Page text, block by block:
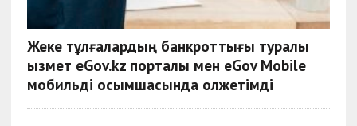
Жеке тұлғалардың банкроттығы туралы
қызмет eGov.kz порталы мен eGov Mobile
мобильді қосымшасында қолжетімді